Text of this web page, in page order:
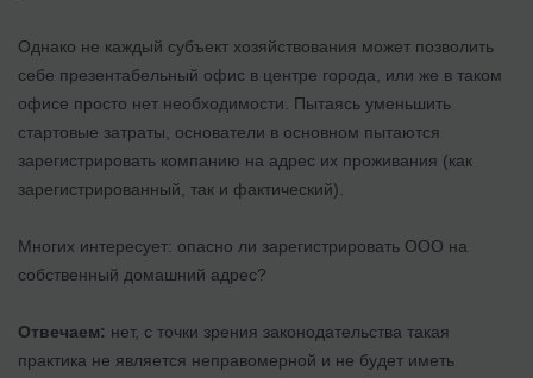
Однако не каждый субъект хозяйствования может позволить
себе презентабельный офис в центре города, или же в таком
офисе просто нет необходимости. Пытаясь уменьшить
стартовые затраты, основатели в основном пытаются
зарегистрировать компанию на адрес их проживания (как
зарегистрированный, так и фактический).
Многих интересует: опасно ли зарегистрировать ООО на
собственный домашний адрес?
Отвечаем: нет, с точки зрения законодательства такая
практика не является неправомерной и не будет иметь